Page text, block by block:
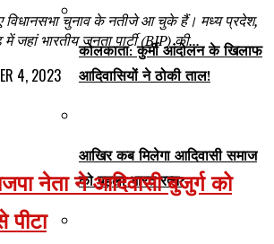
कोलकाता: कुर्मी आंदोलन के खिलाफ
आदिवासियों ने ठोकी ताल!
आखिर कब मिलेगा आदिवासी समाज
को पहला भारत रत्न?
विधानसभा चुनाव के नतीजे आ चुके हैं। मध्य प्रदेश,
जहां भारतीय जनता पार्टी (BJP) की...
4, 2023
नेता ने आदिवासी बुजुर्ग को